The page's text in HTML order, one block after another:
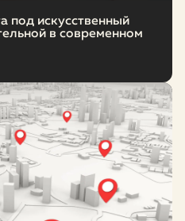
под искусственный
в современном